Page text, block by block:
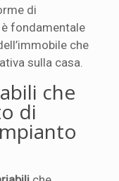
di
fondamentale
che
sulla casa.
che
di